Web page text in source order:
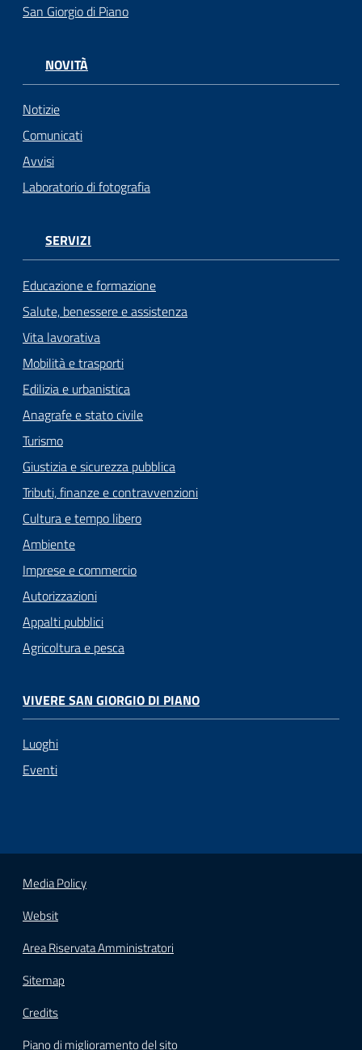
San Giorgio di Piano
NOVITÀ
Notizie
Comunicati
Avvisi
Laboratorio di fotografia
SERVIZI
Educazione e formazione
Salute, benessere e assistenza
Vita lavorativa
Mobilità e trasporti
Edilizia e urbanistica
Anagrafe e stato civile
Turismo
Giustizia e sicurezza pubblica
Tributi, finanze e contravvenzioni
Cultura e tempo libero
Ambiente
Imprese e commercio
Autorizzazioni
Appalti pubblici
Agricoltura e pesca
VIVERE SAN GIORGIO DI PIANO
Luoghi
Eventi
Media Policy
Websit
Area Riservata Amministratori
Sitemap
Credits
Piano di miglioramento del sito